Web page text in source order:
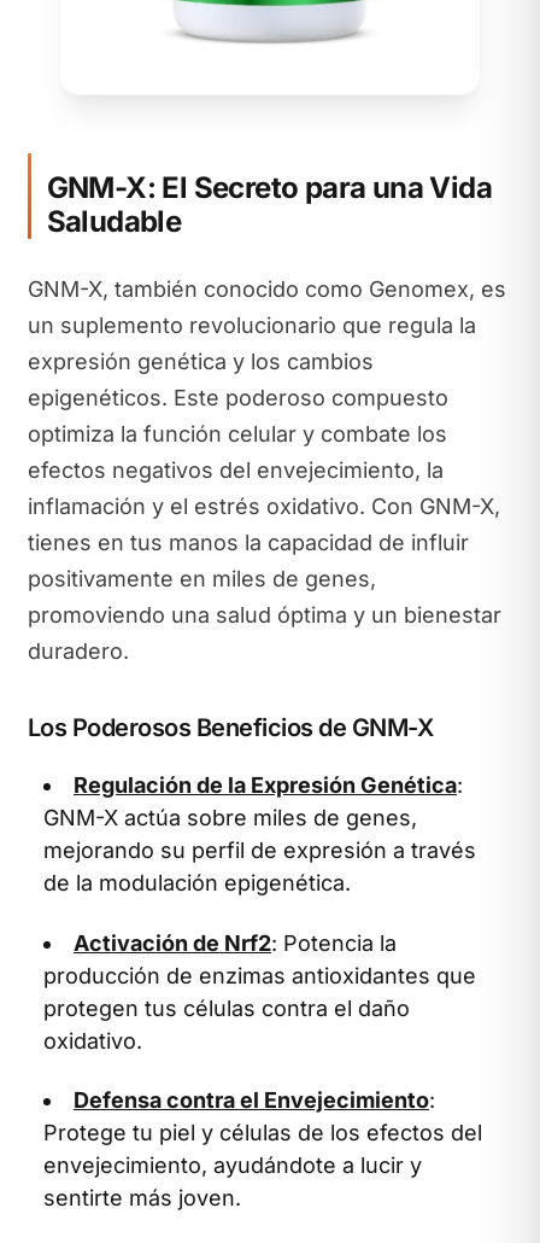
GNM-X: El Secreto para una Vida
Saludable
GNM-X, también conocido como Genomex, es
un suplemento revolucionario que regula la
expresión genética y los cambios
epigenéticos. Este poderoso compuesto
optimiza la función celular y combate los
efectos negativos del envejecimiento, la
inflamación y el estrés oxidativo. Con GNM-X,
tienes en tus manos la capacidad de influir
positivamente en miles de genes,
promoviendo una salud óptima y un bienestar
duradero.
Los Poderosos Beneficios de GNM-X
Regulación de la Expresión Genética:
GNM-X actúa sobre miles de genes,
mejorando su perfil de expresión a través
de la modulación epigenética.
Activación de Nrf2: Potencia la
producción de enzimas antioxidantes que
protegen tus células contra el daño
oxidativo.
Defensa contra el Envejecimiento:
Protege tu piel y células de los efectos del
envejecimiento, ayudándote a lucir y
sentirte más joven.